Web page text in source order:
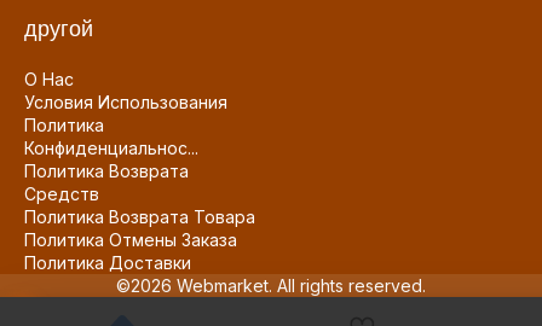
другой
О Нас
Условия Использования
Политика
Конфиденциальнос...
Политика Возврата
Средств
Политика Возврата Товара
Политика Отмены Заказа
Политика Доставки
©2026 Webmarket. All rights reserved.